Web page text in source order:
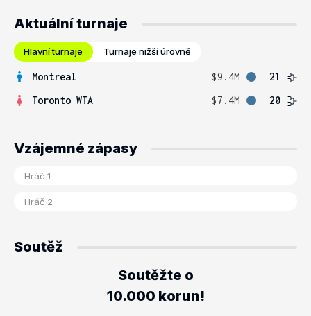
Aktuální turnaje
Hlavní turnaje Turnaje nižší úrovně
Montreal $9.4M
21
Toronto WTA
$7.4M 20
Vzájemné zápasy
Soutěž
Soutěžte o
10.000 korun!